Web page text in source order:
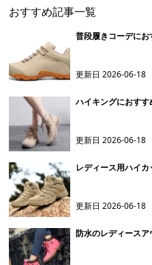
おすすめ記事一覧
普段履きコーデに
更新日2026-06-18
ハイキングにおす
更新日2026-06-18
レディース用ハイ
更新日2026-06-18
防水のレディース